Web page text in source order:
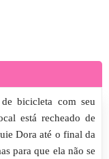
bicicleta com seu
está recheado de
Dora até o final da
para que ela não se